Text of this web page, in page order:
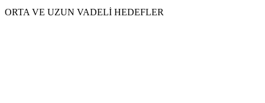
ORTA VE UZUN VADELİ HEDEFLER